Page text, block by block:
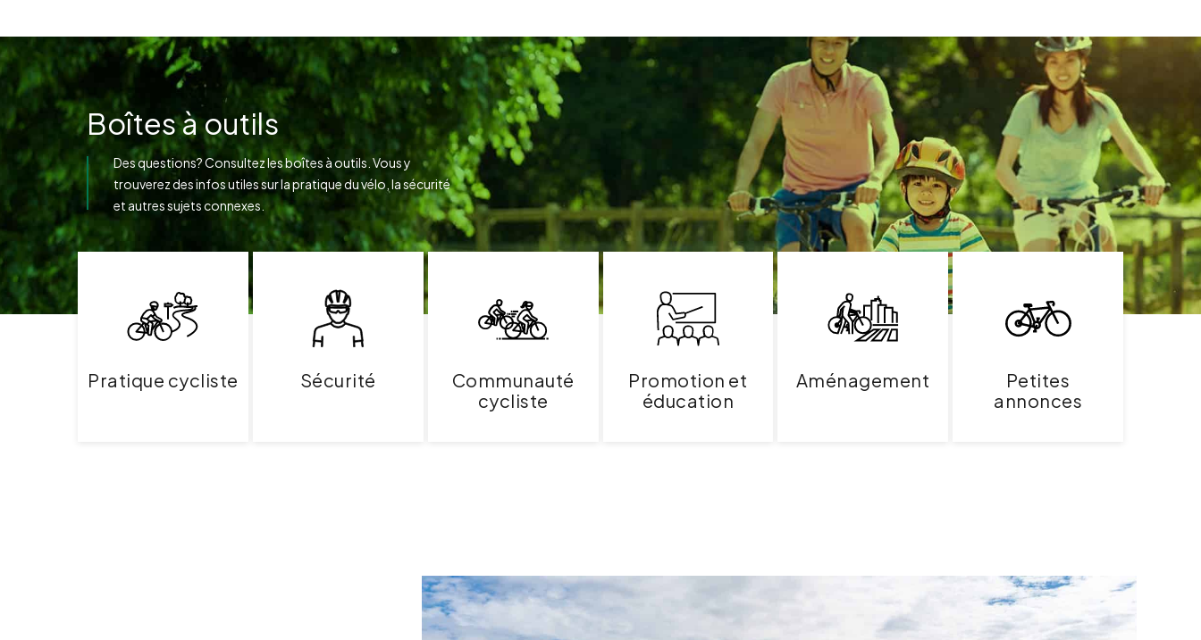
Boîtes à outils
Des questions? Consultez les boîtes à outils. Vous y
trouverez des infos utiles sur la pratique du vélo, la sécurité
et autres sujets connexes.
Pratique cycliste Sécurité
Communauté
cycliste
Promotion et
éducation
Aménagement
Petites
annonces